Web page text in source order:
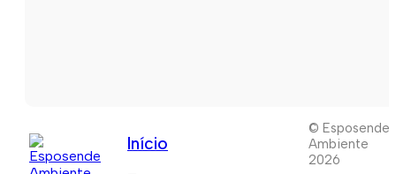
Início
© Esposende
Ambiente
2026